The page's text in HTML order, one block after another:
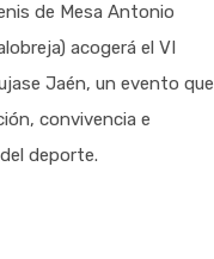
de Mesa Antonio
acogerá el VI
Jaén, un evento que
convivencia e
deporte.